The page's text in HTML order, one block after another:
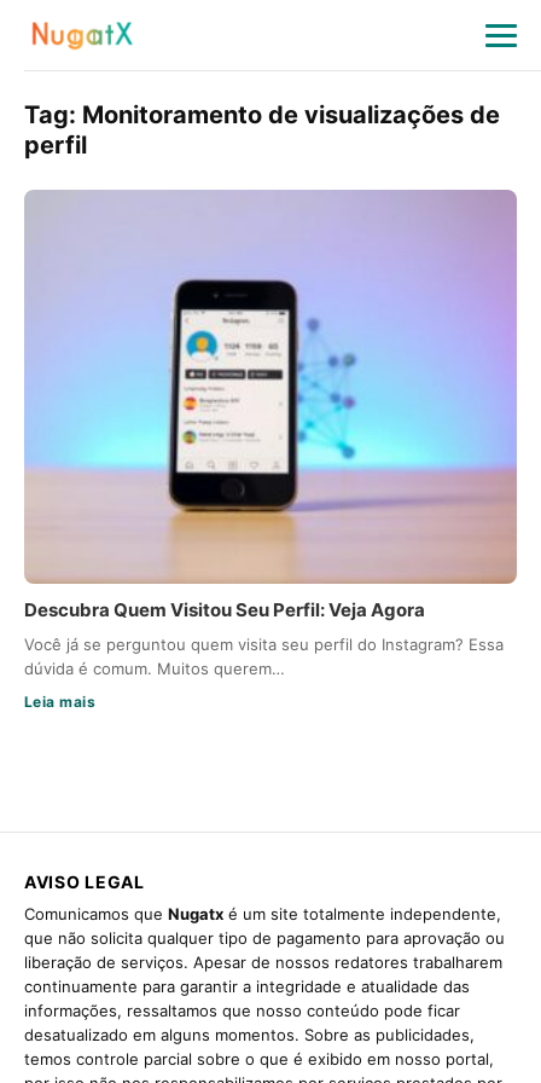
Tag: Monitoramento de visualizações de
perfil
Descubra Quem Visitou Seu Perfil: Veja Agora
Você já se perguntou quem visita seu perfil do Instagram? Essa
dúvida é comum. Muitos querem…
Leia mais
AVISO LEGAL
Comunicamos que Nugatx é um site totalmente independente,
que não solicita qualquer tipo de pagamento para aprovação ou
liberação de serviços. Apesar de nossos redatores trabalharem
continuamente para garantir a integridade e atualidade das
informações, ressaltamos que nosso conteúdo pode ficar
desatualizado em alguns momentos. Sobre as publicidades,
temos controle parcial sobre o que é exibido em nosso portal,